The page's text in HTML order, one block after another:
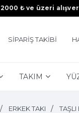
2000 ₺ ve üzeri
SİPARİŞ TAKİBİ
TAKIM
ERKEK TAKI TAŞLI